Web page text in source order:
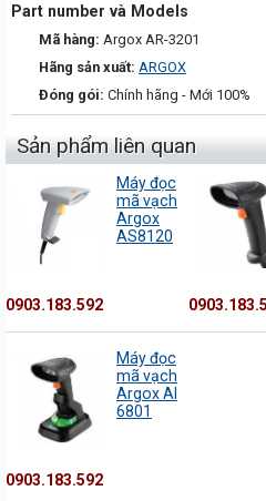
Part number và Models
Mã hàng: Argox AR-3201
Hãng sản xuất: ARGOX
Đóng gói: Chính hãng - Mới 100%
Sản phẩm liên quan
Máy đọc
mã vạch
Argox
AS8120
0903.183.592
Máy đọc
mã vạch
Argox AI
6801
0903.183.592